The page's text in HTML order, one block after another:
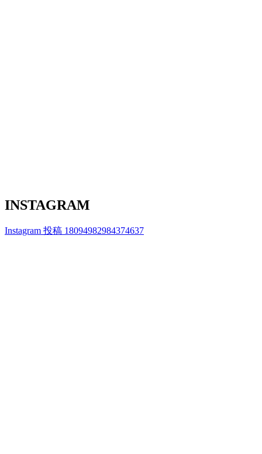
INSTAGRAM
Instagram 投稿 18094982984374637